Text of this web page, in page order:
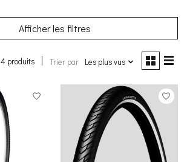
Afficher les filtres
4 produits Trier par Les plus vus